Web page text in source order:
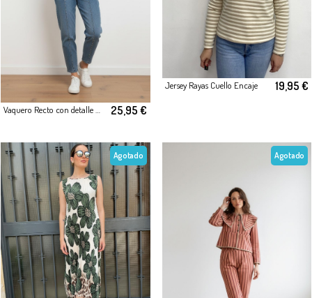
25,95 €
Jersey Rayas Cuello Encaje 19,95 €
Agotado Agotado